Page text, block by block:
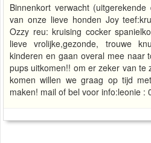
Binnenkort verwacht
van onze lieve honden Joy
Ozzy reu: kruising cocker
lieve vrolijke,gezonde, trouwe
kinderen en gaan overal mee naar
pups uitkomen!! om er zeker van te
komen willen we graag op tijd
maken! mail of bel voor info:leonie :